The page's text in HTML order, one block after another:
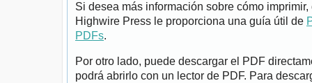
Si desea más información sobre cómo
Highwire Press le proporciona una guía útil de
PDFs.
Por otro lado, puede descargar el PDF
podrá abrirlo con un lector de PDF. Para